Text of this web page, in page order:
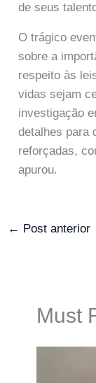
de seus
O trágico
sobre a
respeito às
vidas sejam
investigação
detalhes para
reforçadas,
apurou.
← Post anterior
Must